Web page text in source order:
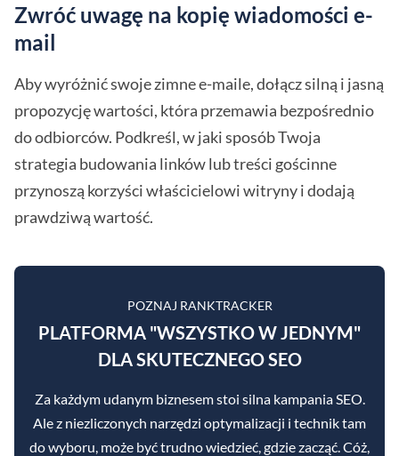
Zwróć uwagę na kopię wiadomości e-
mail
Aby wyróżnić swoje zimne e-maile, dołącz silną i jasną
propozycję wartości, która przemawia bezpośrednio
do odbiorców. Podkreśl, w jaki sposób Twoja
strategia budowania linków lub treści gościnne
przynoszą korzyści właścicielowi witryny i dodają
prawdziwą wartość.
POZNAJ RANKTRACKER
PLATFORMA "WSZYSTKO W JEDNYM"
DLA SKUTECZNEGO SEO
Za każdym udanym biznesem stoi silna kampania SEO.
Ale z niezliczonych narzędzi optymalizacji i technik tam
do wyboru, może być trudno wiedzieć, gdzie zacząć. Cóż,